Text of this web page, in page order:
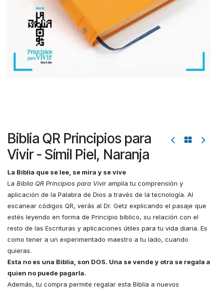
Biblia QR Principios para
Vivir - Símil Piel, Naranja
La Biblia que se lee, se mira y se vive
La Biblia QR Principios para Viviramplía tu comprensión y
aplicación de la Palabra de Dios a través de la tecnología. Al
escanear códigos QR, verás al Dr. Getz explicando el pasaje que
estés leyendo en forma de Principio bíblico, su relación con el
resto de las Escrituras y aplicaciones útiles para tu vida diaria. Es
como tener a un experimentado maestro a tu lado, cuando
quieras.
Esta no es una Biblia, son DOS. Una se vende y otra se regala a
quien no puede pagarla.
Además, tu compra permite regalar esta Biblia a nuevos